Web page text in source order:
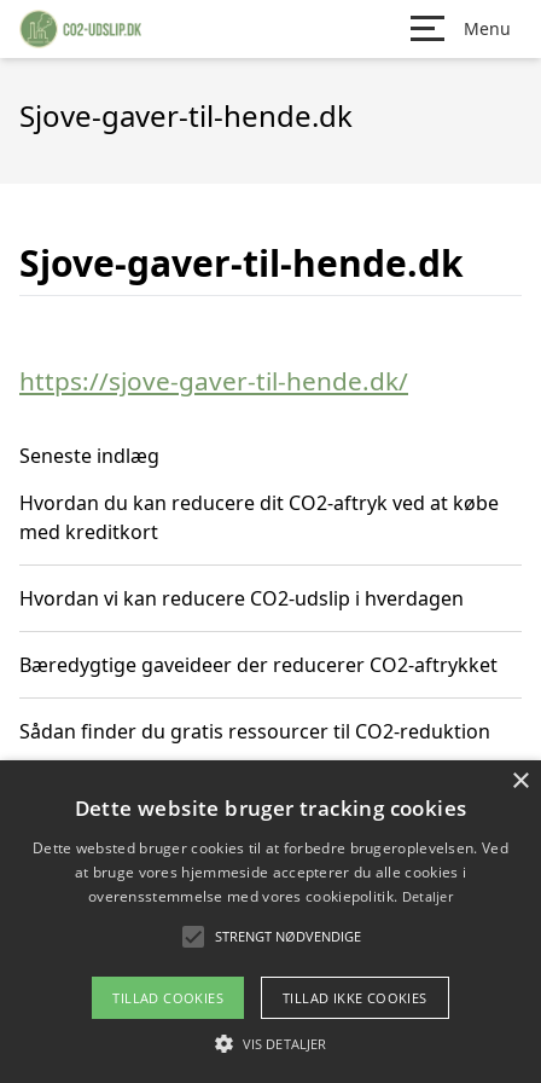
Menu
Sjove-gaver-til-hende.dk
Sjove-gaver-til-hende.dk
https://sjove-gaver-til-hende.dk/
Seneste indlæg
Hvordan du kan reducere dit CO2-aftryk ved at købe
med kreditkort
Hvordan vi kan reducere CO2-udslip i hverdagen
Bæredygtige gaveideer der reducerer CO2-aftrykket
Sådan finder du gratis ressourcer til CO2-reduktion
Hvordan gadgets til hjemmet kan reducere CO2-udslip
Copyright 2026 - Pilanto Aps
Om / kontakt
Blog Betingelser
×
Dette website bruger tracking cookies
Dette websted bruger cookies til at forbedre brugeroplevelsen. Ved
at bruge vores hjemmeside accepterer du alle cookies i
overensstemmelse med vores cookiepolitik. Detaljer
STRENGT NØDVENDIGE
TILLAD COOKIES TILLAD IKKE COOKIES
VIS DETALJER